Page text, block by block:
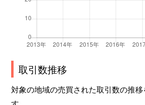
取引数推移
対象の地域の売買された取引数の推